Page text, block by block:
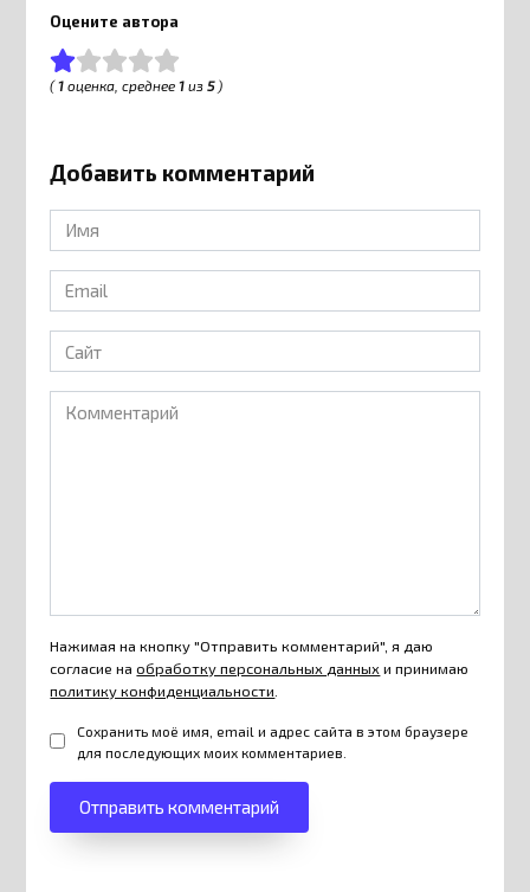
Оцените автора
(1 оценка, среднее1 из5)
Добавить комментарий
Имя
*
Email
*
Сайт
Комментарий
Нажимая на кнопку "Отправить комментарий", я даю
согласие наобработку персональных данных и принимаю
политику конфиденциальности
Сохранить моё имя, email и адрес сайта в этом браузере
для последующих моих комментариев.